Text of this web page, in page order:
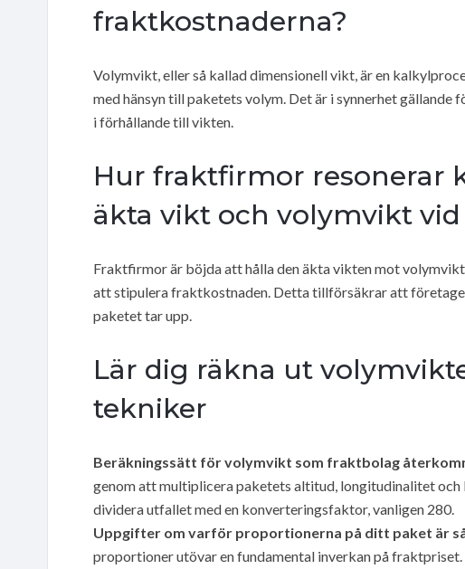
fraktkostnaderna?
Volymvikt, eller så kallad dimensionell vikt, är en
med hänsyn till paketets volym. Det är i synnerhet
i förhållande till vikten.
Hur fraktfirmor resonerar
äkta vikt och volymvikt
Fraktfirmor är böjda att hålla den äkta vikten mot
att stipulera fraktkostnaden. Detta tillförsäkrar att
paketet tar upp.
Lär dig räkna ut
tekniker
Beräkningssätt för volymvikt som fraktbolag
genom att multiplicera paketets altitud, longitudinalitet
dividera utfallet med en konverteringsfaktor, vanligen 280.
Uppgifter om varför proportionerna på ditt paket är
proportioner utövar en fundamental inverkan på